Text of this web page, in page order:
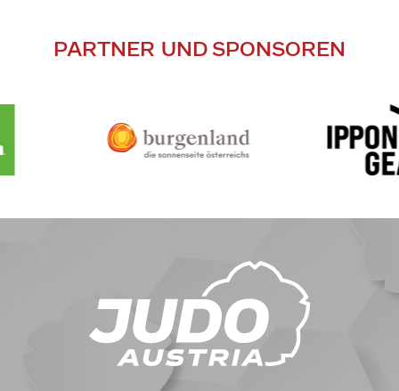
PARTNER UND SPONSOREN